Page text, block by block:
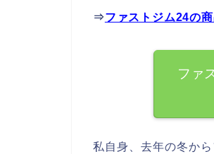
⇒ファストジム24の
ファ
私自身、去年の冬か